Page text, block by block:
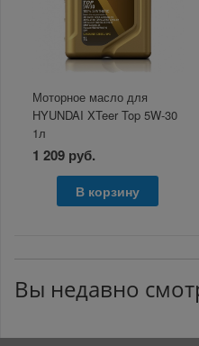
Моторное масло для
HYUNDAI XTeer Top 5W-30
1л
1 209 руб.
В корзину
Вы недавно